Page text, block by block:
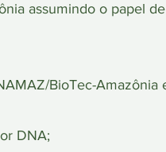
assumindo o papel
BioTec-
DNA;